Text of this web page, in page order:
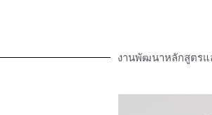
งานพัฒนาหลักสูตรแ